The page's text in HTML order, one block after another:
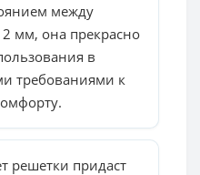
между
мм, она прекрасно
в
требованиями к
решетки придаст